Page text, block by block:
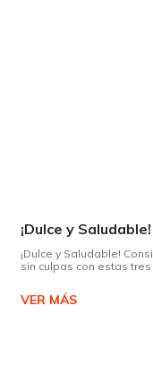
¡Dulce y Saludable!
sin culpas con estas
VER MÁS